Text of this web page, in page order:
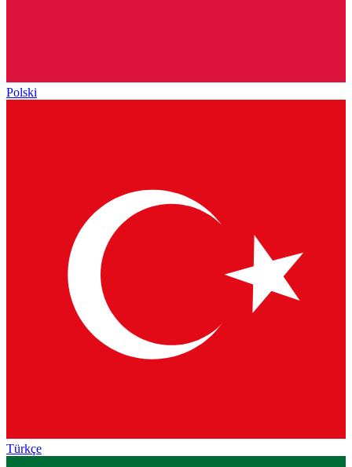
Polski
Türkçe